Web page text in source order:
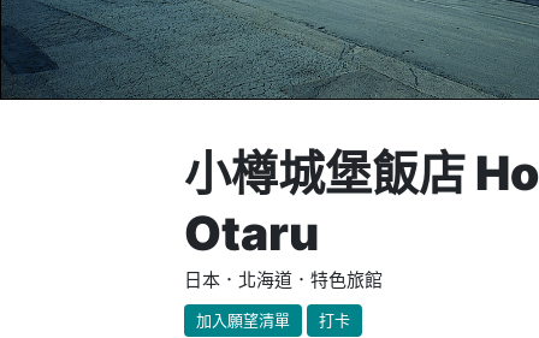
小樽城堡飯店
Otaru
日本．北海道．特色旅館
加入願望清單 打卡